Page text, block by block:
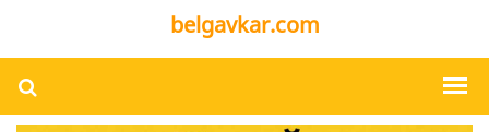
belgavkar.com